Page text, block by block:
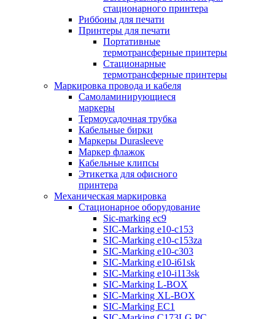
стационарного принтера
Риббоны для печати
Принтеры для печати
Портативные
термотрансферные принтеры
Стационарные
термотрансферные принтеры
Маркировка провода и кабеля
Самоламинирующиеся
маркеры
Термоусадочная трубка
Кабельные бирки
Маркеры Durasleeve
Маркер флажок
Кабельные клипсы
Этикетка для офисного
принтера
Механическая маркировка
Стационарное оборудование
Sic-marking ec9
SIC-Marking e10-c153
SIC-Marking e10-c153za
SIC-Marking e10-c303
SIC-Marking e10-i61sk
SIC-Marking e10-i113sk
SIC-Marking L-BOX
SIC-Marking XL-BOX
SIC-Marking EC1